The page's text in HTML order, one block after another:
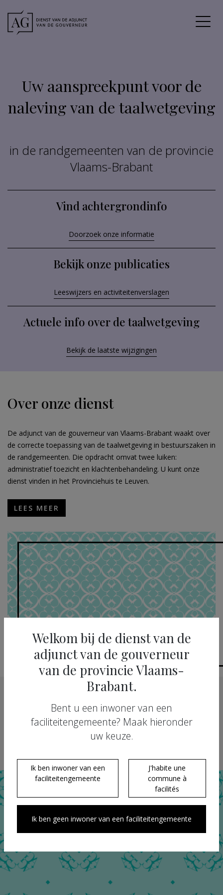
Uw aanspreekpunt voor de
naleving van de taalwetgeving
in de randgemeenten van de provincie
Vlaams-Brabant
Vind achtergrondinfo
Doorzoek onze informatie
Bekijk onze publicaties
Leeswijzers en activiteitenverslagen
Actuele info over de taalwetgeving
Bekijk de laatste wijzigingen
Over onze dienst
De adjunct van de gouverneur van Vlaams-Brabant waakt over
de correcte toepassing van de taalwetgeving in bestuurszaken in
de randgemeenten. Die opdracht omvat twee luiken:
administratief toezicht en klachtenbehandeling. U kunt onze
dienst vinden in het Provinciehuis te Leuven.
LEES MEER
Laatste actua
BEKIJK ALLE ACTUALITEITSITEMS
Welkom bij de dienst van de
adjunct van de gouverneur
van de provincie Vlaams-
Brabant.
Bent u een inwoner van een
faciliteitengemeente? Maak hieronder
uw keuze.
Ik ben inwoner van een
faciliteitengemeente
J'habite une
commune à
facilités
Ik ben geen inwoner van een faciliteitengemeente